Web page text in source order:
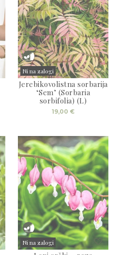
Ni na zalogi
Sold
Jerebikovolistna sorbarija
‘Sem’ (Sorbaria
sorbifolia) (L)
19,00 €
Ni na zalogi